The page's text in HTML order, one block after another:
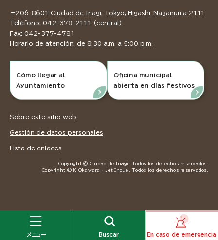
メニュー En caso de emergencia
Buscar
〒206-8601 Ciudad de Inagi, Tokyo, Higashi-Naganuma 2111
Teléfono: 042-378-2111 (central)
Fax: 042-377-4781
Horario de atención: de 8:30 a.m. a 5:00 p.m.
Cómo llegar al
Ayuntamiento
Oficina municipal
abierta en días festivos
Sobre este sitio web
Gestión de datos personales
Lista de enlaces
Copyright © Ciudad de Inagi. Todos los derechos reservados.
Copyright © K.Okawara ・ Jet Inoue. Todos los derechos reservados.